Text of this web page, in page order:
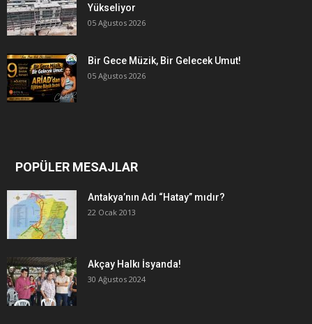
Yükseliyor
05 Ağustos 2026
Bir Gece Müzik, Bir Gelecek Umut!
05 Ağustos 2026
POPÜLER MESAJLAR
Antakya’nın Adı “Hatay” mıdır?
22 Ocak 2013
Akçay Halkı İsyanda!
30 Ağustos 2024